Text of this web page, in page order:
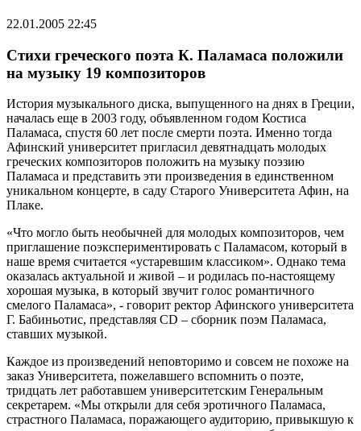
22.01.2005 22:45
Стихи греческого поэта К. Паламаса положили
на музыку 19 композиторов
История музыкального диска, выпущенного на днях в Греции,
началась еще в 2003 году, объявленном годом Костиса
Паламаса, спустя 60 лет после смерти поэта. Именно тогда
Афинский университет пригласил девятнадцать молодых
греческих композиторов положить на музыку поэзию
Паламаса и представить эти произведения в единственном
уникальном концерте, в саду Старого Университета Афин, на
Плаке.
«Что могло быть необычней для молодых композиторов, чем
приглашение поэкспериментировать с Паламасом, который в
наше время считается «устаревшим классиком». Однако тема
оказалась актуальной и живой – и родилась по-настоящему
хорошая музыка, в который звучит голос романтичного
смелого Паламаса», - говорит ректор Афинского университета
Г. Бабиньотис, представляя CD – сборник поэм Паламаса,
ставших музыкой.
Каждое из произведений неповторимо и совсем не похоже на
заказ Университета, пожелавшего вспомнить о поэте,
тридцать лет работавшем университетским Генеральным
секретарем. «Мы открыли для себя эротичного Паламаса,
страстного Паламаса, поражающего аудиторию, привыкшую к